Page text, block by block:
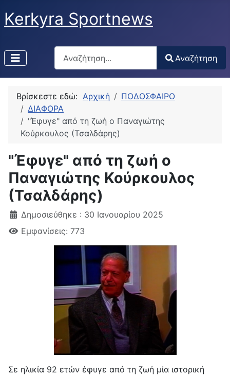
Kerkyra Sportnews
Αναζήτηση
Type 2 or more characters for results.
Αναζήτηση
Βρίσκεστε εδώ: Αρχική
ΠΟΔΟΣΦΑΙΡΟ
ΔΙΑΦΟΡΑ
"Έφυγε" από τη ζωή ο Παναγιώτης
Κούρκουλος (Τσαλδάρης)
"Έφυγε" από τη ζωή ο
Παναγιώτης Κούρκουλος
(Τσαλδάρης)
Δημοσιεύθηκε : 30 Ιανουαρίου 2025
Εμφανίσεις: 773
Σε ηλικία 92 ετών έφυγε από τη ζωή μία ιστορική